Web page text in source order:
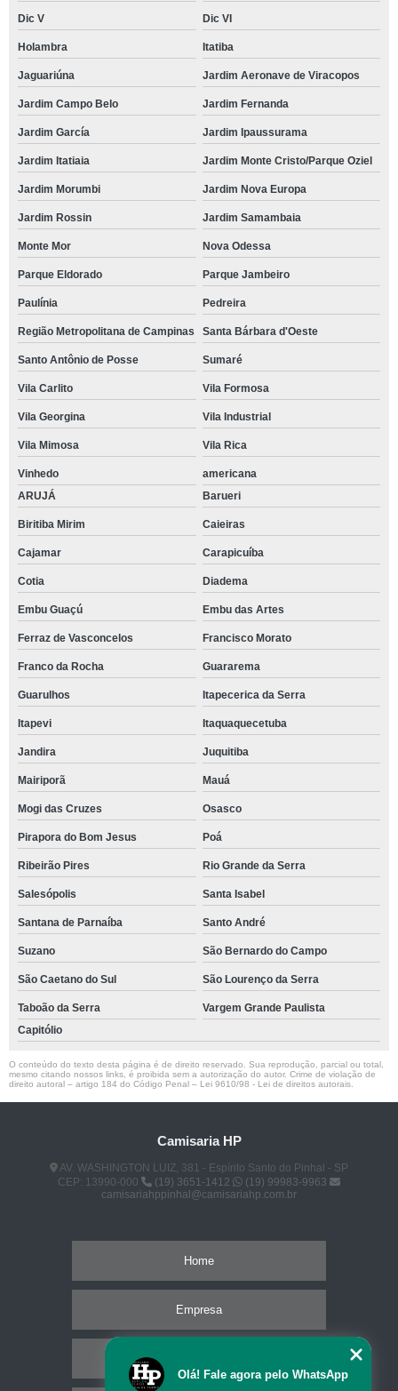
Dic V Dic VI
Holambra Itatiba
Jaguariúna Jardim Aeronave de Viracopos
Jardim Campo Belo Jardim Fernanda
Jardim García Jardim Ipaussurama
Jardim Itatiaia Jardim Monte Cristo/Parque Oziel
Jardim Morumbi Jardim Nova Europa
Jardim Rossin Jardim Samambaia
Monte Mor Nova Odessa
Parque Eldorado Parque Jambeiro
Paulínia Pedreira
Região Metropolitana de Campinas Santa Bárbara d'Oeste
Santo Antônio de Posse Sumaré
Vila Carlito Vila Formosa
Vila Georgina Vila Industrial
Vila Mimosa Vila Rica
Vinhedo
americana
ARUJÁ
Barueri
Biritiba Mirim Caieiras
Cajamar Carapicuíba
Cotia Diadema
Embu Guaçú Embu das Artes
Ferraz de Vasconcelos Francisco Morato
Franco da Rocha Guararema
Guarulhos Itapecerica da Serra
Itapevi Itaquaquecetuba
Jandira Juquitiba
Mairiporã Mauá
Mogi das Cruzes Osasco
Pirapora do Bom Jesus Poá
Ribeirão Pires Rio Grande da Serra
Salesópolis Santa Isabel
Santana de Parnaíba Santo André
Suzano São Bernardo do Campo
São Caetano do Sul São Lourenço da Serra
Taboão da Serra
Vargem Grande Paulista
Capitólio
O conteúdo do texto desta página é de direito reservado. Sua reprodução, parcial ou total,
mesmo citando nossos links, é proibida sem a autorização do autor. Crime de violação de
direito autoral – artigo 184 do Código Penal – Lei 9610/98 - Lei de direitos autorais
Camisaria HP
AV. WASHINGTON LUIZ, 381 - Espírito Santo do Pinhal - SP
CEP: 13990-000
(19) 3651-1412
(19) 99983-9963
camisariahppinhal@camisariahp.com.br
Home
Empresa
Olá! Fale agora pelo WhatsApp